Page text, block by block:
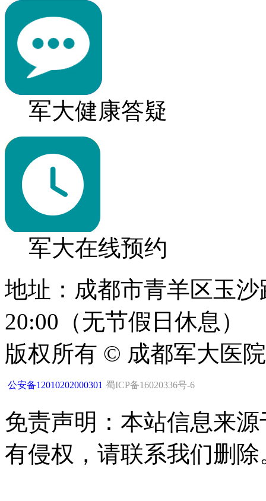
军大健康答疑
军大在线预约
地址：成都市青羊区玉
20:00（无节假日休息）
版权所有 © 成都军大医
公安备12010202000301 蜀ICP备16020336号-6
免责声明：本站信息来
有侵权，请联系我们删除